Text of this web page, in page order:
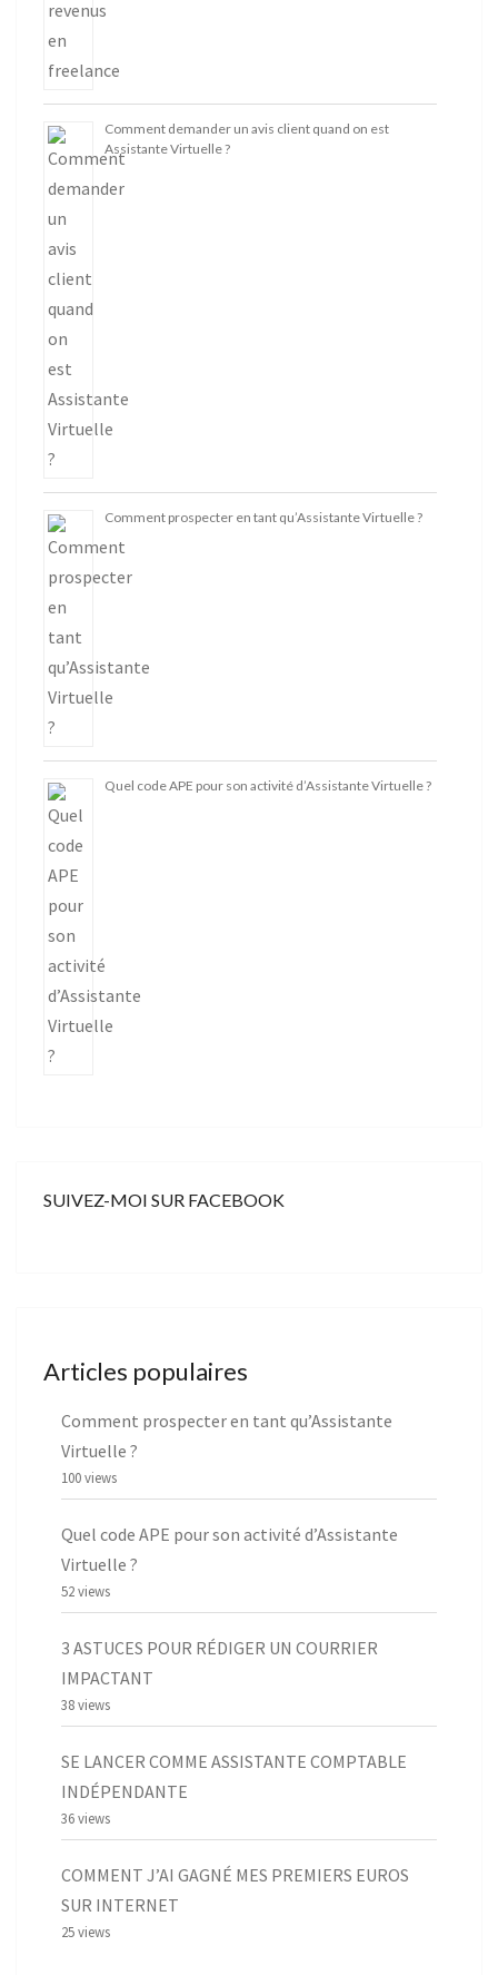
Comment demander un avis client quand on est
Assistante Virtuelle ?
Comment prospecter en tant qu’Assistante Virtuelle ?
Quel code APE pour son activité d’Assistante Virtuelle ?
SUIVEZ-MOI SUR FACEBOOK
Articles populaires
Comment prospecter en tant qu’Assistante
Virtuelle ?
100 views
Quel code APE pour son activité d’Assistante
Virtuelle ?
52 views
3 ASTUCES POUR RÉDIGER UN COURRIER
IMPACTANT
38 views
SE LANCER COMME ASSISTANTE COMPTABLE
INDÉPENDANTE
36 views
COMMENT J’AI GAGNÉ MES PREMIERS EUROS
SUR INTERNET
25 views